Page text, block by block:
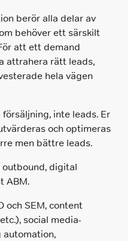
berör alla delar av
behöver ett särskilt
att ett demand
attrahera rätt leads,
hela vägen
inte leads. Er
och optimeras
men bättre leads.
outbound, digital
ABM.
och SEM, content
social media-
automation,